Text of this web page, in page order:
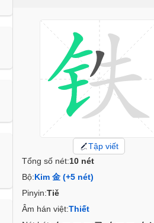
Tập viết
Tổng số nét:10 nét
Bộ:Kim 金 (+5 nét)
Pinyin:Tiě
Âm hán việt:Thiết